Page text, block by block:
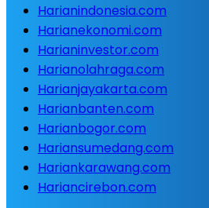
Harianindonesia.com
Harianekonomi.com
Harianinvestor.com
Harianolahraga.com
Harianjayakarta.com
Harianbanten.com
Harianbogor.com
Hariansumedang.com
Hariankarawang.com
Hariancirebon.com